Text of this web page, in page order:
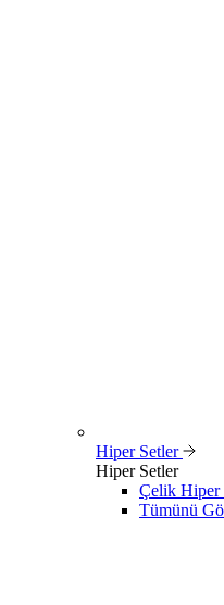
Hiper Setler
Hiper Setler
Çelik Hiper
Tümünü